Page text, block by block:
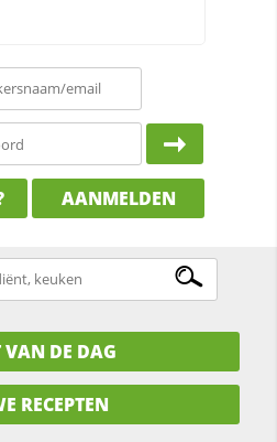
AANMELDEN
VAN DE DAG
RECEPTEN